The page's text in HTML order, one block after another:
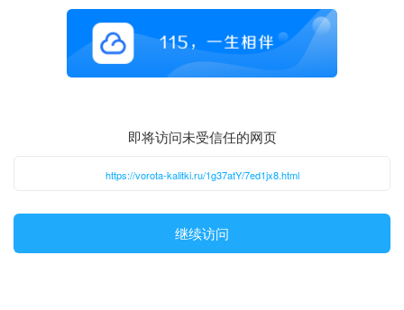
即将访问未受信任的网页
https://vorota-kalitki.ru/1g37atY/7ed1jx8.html
继续访问